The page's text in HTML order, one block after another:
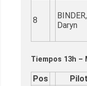
8
BINDER,
Daryn
Tiempos 13h –
Pos